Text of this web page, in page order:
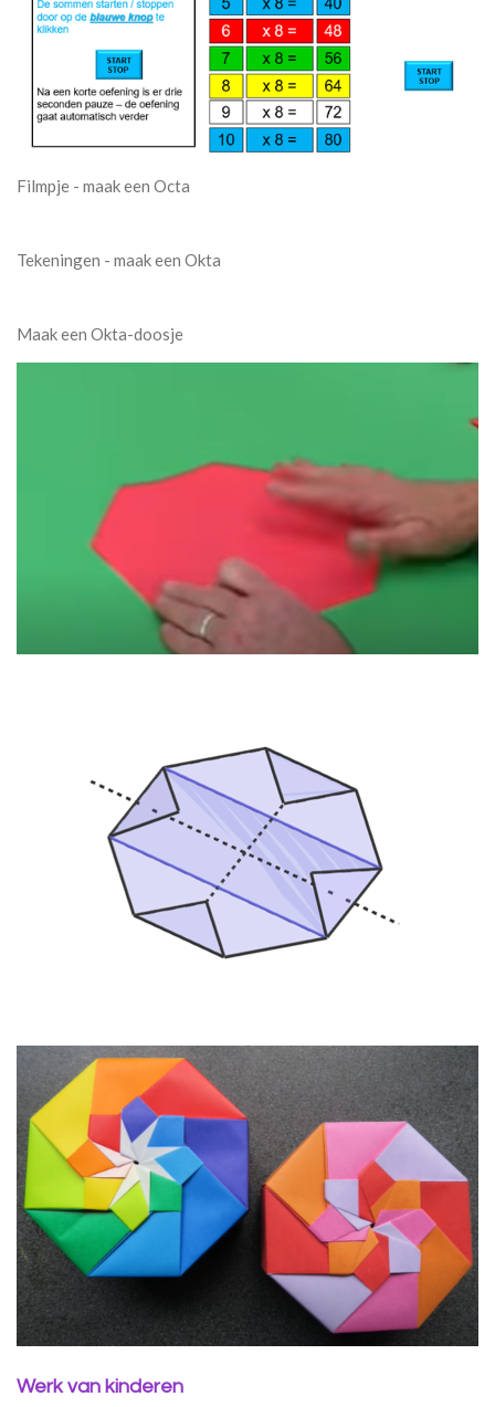
Filmpje - maak een Octa
Tekeningen - maak een Okta
Maak een Okta-doosje
Werk van kinderen